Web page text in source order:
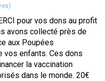
pour vos dons au profit
avons collecté près de
aux Poupées
vos enfants. Ces dons
la vaccination
dans le monde. 20€